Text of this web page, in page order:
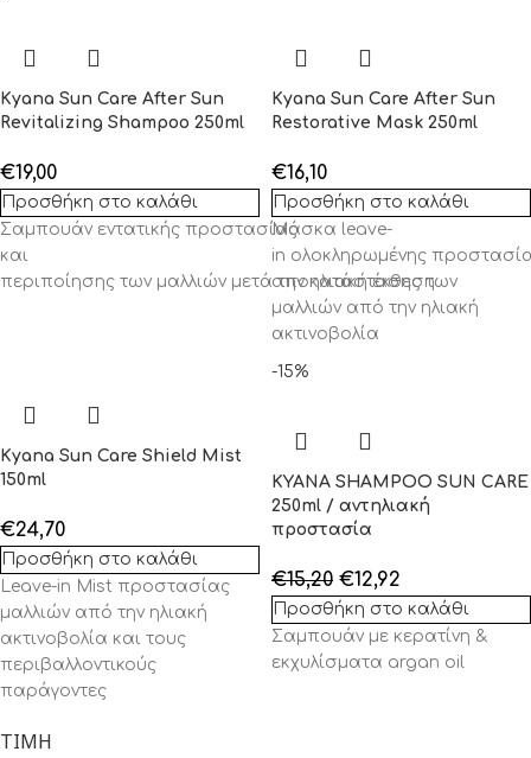
ΤΙΜΉ
Kyana Sun Care After Sun
Revitalizing Shampoo 250ml
€19,00
Προσθήκη στο καλάθι
Σαμπουάν εντατικής προστασίας
και
περιποίησης των μαλλιών μετά την ηλιακή έκθεση
Kyana Sun Care After Sun
Restorative Mask 250ml
€16,10
Προσθήκη στο καλάθι
Μάσκα leave-
in ολοκληρωμένης
αποκατάστασηςτων
μαλλιών από την ηλιακή
ακτινοβολία
Kyana Sun Care Shield Mist
150ml
€24,70
Προσθήκη στο καλάθι
Leave-in Mist προστασίας
μαλλιών από την ηλιακή
ακτινοβολία και τους
περιβαλλοντικούς
παράγοντες
-15%
KYANA SHAMPOO SUN CARE
250ml / αντηλιακή
προστασία
€15,20 €12,92
Προσθήκη στο καλάθι
Σαμπουάν με κερατίνη &
εκχυλίσματα argan oil